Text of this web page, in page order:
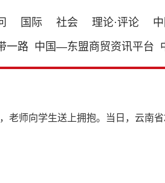
国际 社会 理论·评论
一路 中国—东盟商贸资讯平台
老师向学生送上拥抱。当日，云南省